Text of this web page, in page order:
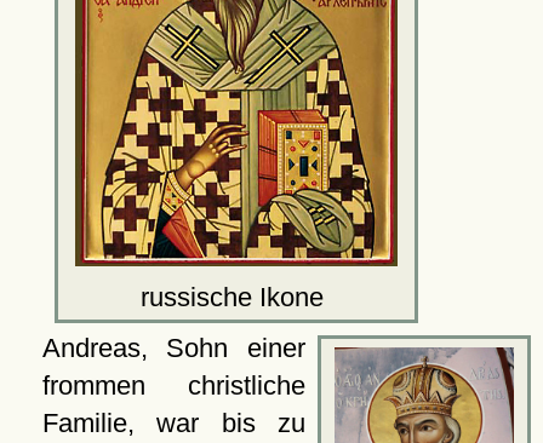
russische Ikone
Andreas, Sohn einer
frommen christliche
Familie, war bis zu